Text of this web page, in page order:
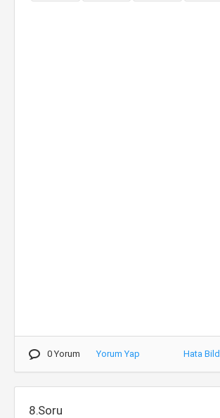
0 Yorum Yorum Yap Hata
8.Soru